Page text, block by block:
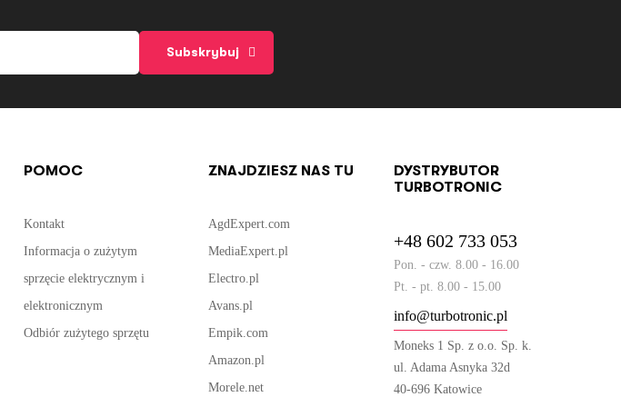
Subskrybuj
POMOC
Kontakt
Informacja o zużytym
sprzęcie elektrycznym i
elektronicznym
Odbiór zużytego sprzętu
ZNAJDZIESZ NAS TU
AgdExpert.com
MediaExpert.pl
Electro.pl
Avans.pl
Empik.com
Amazon.pl
Morele.net
DYSTRYBUTOR
TURBOTRONIC
+48 602 733 053
Pon. - czw. 8.00 - 16.00
Pt. - pt. 8.00 - 15.00
info@turbotronic.pl
Moneks 1 Sp. z o.o. Sp. k.
ul. Adama Asnyka 32d
40-696 Katowice